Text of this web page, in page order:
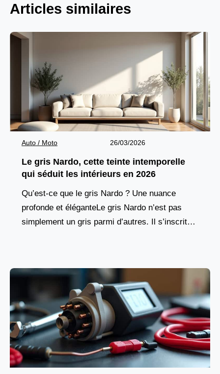
Articles similaires
Auto / Moto 26/03/2026
Le gris Nardo, cette teinte intemporelle
qui séduit les intérieurs en 2026
Qu’est-ce que le gris Nardo ? Une nuance
profonde et éléganteLe gris Nardo n’est pas
simplement un gris parmi d’autres. Il s’inscrit